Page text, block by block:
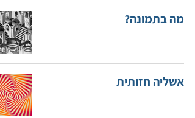
מה בתמונה?
אשליה חזותית